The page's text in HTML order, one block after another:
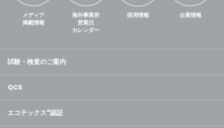
メディア
掲載情報
海外事業所
営業日
カレンダー
採用情報 企業情報
試験・検査のご案内
QCS
エコテックス®認証